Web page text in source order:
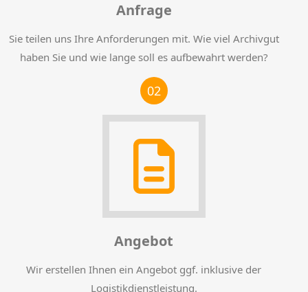
Anfrage
Sie teilen uns Ihre Anforderungen mit. Wie viel Archivgut
haben Sie und wie lange soll es aufbewahrt werden?
02
Angebot
Wir erstellen Ihnen ein Angebot ggf. inklusive der
Logistikdienstleistung.